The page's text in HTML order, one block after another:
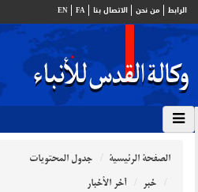
الرابط من نحن الاتصال بنا FA
EN
الصفحة الرئيسية
جدول المحتويات
خبر
آخر الأخبار